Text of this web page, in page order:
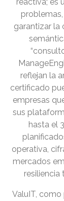
garantizar la
reflejan la
certificado
empresas
sus
hasta el
operativa,
mercados
resiliencia
ValuIT, como